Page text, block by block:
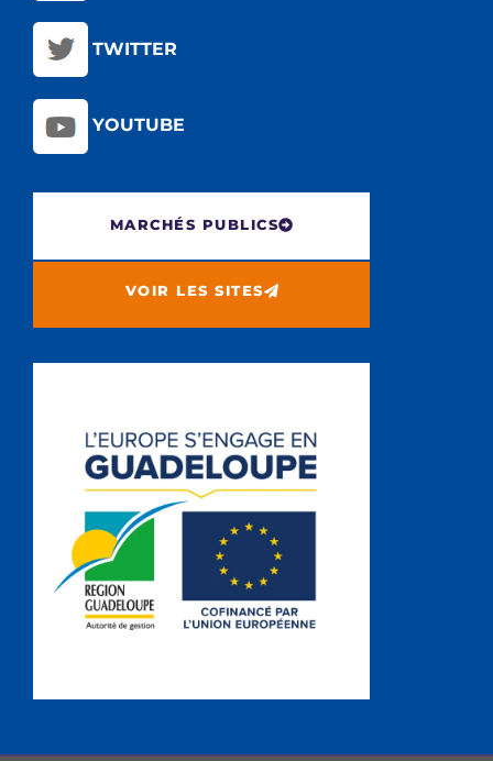
TWITTER
YOUTUBE
MARCHÉS PUBLICS
VOIR LES SITES